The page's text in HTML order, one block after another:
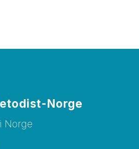
Norge
Norge